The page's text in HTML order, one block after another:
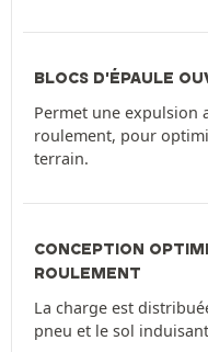
BLOCS D'ÉPAULE
Permet une expulsion
roulement, pour
terrain.
CONCEPTION
ROULEMENT
La charge est
pneu et le sol